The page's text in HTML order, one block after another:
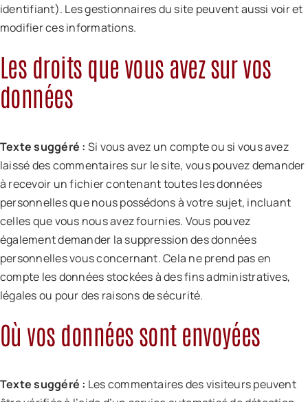
identifiant). Les gestionnaires du site peuvent aussi voir et
modifier ces informations.
Les droits que vous avez sur vos
données
Texte suggéré : Si vous avez un compte ou si vous avez
laissé des commentaires sur le site, vous pouvez demander
à recevoir un fichier contenant toutes les données
personnelles que nous possédons à votre sujet, incluant
celles que vous nous avez fournies. Vous pouvez
également demander la suppression des données
personnelles vous concernant. Cela ne prend pas en
compte les données stockées à des fins administratives,
légales ou pour des raisons de sécurité.
Où vos données sont envoyées
Texte suggéré : Les commentaires des visiteurs peuvent